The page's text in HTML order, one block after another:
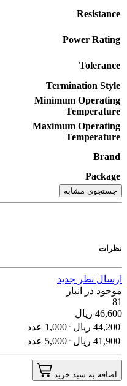
Resistance
Power Rating
Tolerance
Termination Style
Minimum Operating
Temperature
Maximum Operating
Temperature
Brand
Package
جستجوی مشابه
نظرات
ارسال نظر جدید
موجود در انبار
81
46,600 ریال
44,200 ریال
1,000 عدد
41,900 ریال 5,000 عدد
اضافه به سبد خرید